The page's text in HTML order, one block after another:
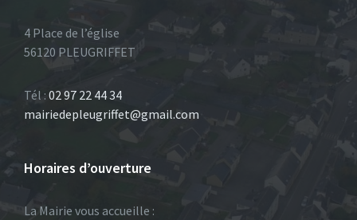
4 Place de l’église
56120 PLEUGRIFFET
Tél : 02 97 22 44 34
mairiedepleugriffet@gmail.com
Horaires d’ouverture
La Mairie vous accueille :